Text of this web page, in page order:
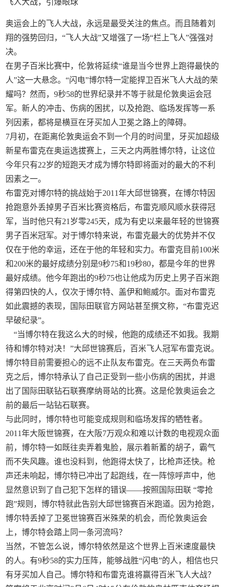
飞人大战，引爆眼球
奥运会上的飞人大战，永远是最受关注的焦点。而且随着刘
翔的强势回归，“飞人大战”又增强了一场“栏上飞人”强强对
决。
在男子百米比赛中，伦敦将延续“谁是当今世界上跑得最快的
人”这一大悬念。“闪电”博尔特一定能捍卫百米飞人大战的荣
耀吗？然而，9秒58的世界纪录并不等于就是伦敦奥运会冠
军。新人的冲击、伤病的困扰，以及抢跑、临场发挥等一系
列因素，都将是横亘在牙买加人卫冕之路上的障碍。
7月初，在距离伦敦奥运会不到一个月的时间里，牙买加超级
新星布雷克在奥运选拔赛上，三天之内两胜博尔特，让这位
今年只有22岁的短跑天才成为博尔特即将面对的最大的不利
因素之一。
布雷克对博尔特的挑战始于2011年大邱世锦赛，在博尔特因
抢跑意外丢掉男子百米比赛资格后，布雷克顺风顺水获得冠
军，当时他只有21岁零245天，成为有史以来最年轻的世锦赛
男子百米冠军。对于博尔特来说，布雷克最大的优势并不仅
仅在于他的幸运，还在于他的年轻和实力。布雷克目前100米
和200米的最好成绩分别是9秒75和19秒80，都是今年的世界
最好成绩。他今年跑出的9秒75也让他成为历史上男子百米跑
得第四快的人，仅次于博尔特、盖伊和鲍威尔。面对布雷克
如此震撼的表现，国际田联官方网站甚至撰文称，“布雷克迟
早破纪录”。
“当博尔特在我这么大的时候，他跑的成绩还不如我。我期
待和博尔特对决！”大邱世锦赛后，百米飞人冠军布雷克说。
博尔特目前需要担心的远不止队友布雷克。在三天两负布雷
克之后，博尔特承认了自己正受到一些小伤病的困扰，并退
出了国际田联钻石联赛摩纳哥站的比赛。这是伦敦奥运会之
前的最后一站钻石联赛。
与此同时，博尔特也可能变成规则和临场发挥的牺牲者。
2011年大阪世锦赛，在大阪7万观众和难以计数的电视观众面
前，博尔特一如既往卖弄着鬼脸，展示着新蓄的胡子，霸气
而不失风趣。谁也没料到，他跑得太快了，比枪声还快。枪
声还未响起，博尔特已冲出了起跑线，在一阵惊呼声中，他
显然意识到了自己犯下怎样的错误——按照国际田联 “零抢
跑”规则，博尔特就此告别大邱世锦赛百米跑道。因为抢跑，
博尔特丢掉了卫冕世锦赛百米殊荣的机会，而伦敦奥运会
上，博尔特会踏上同一条河流吗？
当然，不管怎么说，博尔特依然是这个世界上百米速度最快
的人。有9秒58的实力压阵，能够战胜“闪电”的人，相信也只
有牙买加人自己。博尔特和布雷克谁将赢得百米飞人大战？